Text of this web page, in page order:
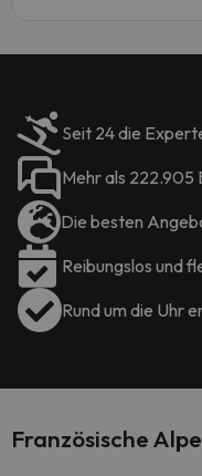
Seit 24 die
Mehr als 222.905
Die besten
Reibungslos und
Rund um die Uhr
Französische